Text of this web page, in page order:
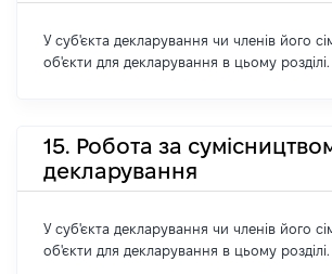
У суб'єкта декларування чи членів його
об'єкти для декларування в цьому розділі.
15. Робота за
декларування
У суб'єкта декларування чи членів його
об'єкти для декларування в цьому розділі.